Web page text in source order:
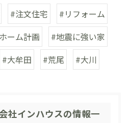
#注文住宅
#リフォーム
ーム計画
#地震に強い家
#大牟田 #荒尾 #大川
社インハウスの情報一